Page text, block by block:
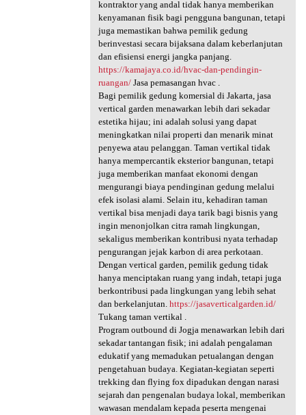
kontraktor yang andal tidak hanya memberikan
kenyamanan fisik bagi pengguna bangunan, tetapi
juga memastikan bahwa pemilik gedung
berinvestasi secara bijaksana dalam keberlanjutan
dan efisiensi energi jangka panjang.
https://kamajaya.co.id/hvac-dan-pendingin-
ruangan/Jasa pemasangan hvac .
Bagi pemilik gedung komersial di Jakarta, jasa
vertical garden menawarkan lebih dari sekadar
estetika hijau; ini adalah solusi yang dapat
meningkatkan nilai properti dan menarik minat
penyewa atau pelanggan. Taman vertikal tidak
hanya mempercantik eksterior bangunan, tetapi
juga memberikan manfaat ekonomi dengan
mengurangi biaya pendinginan gedung melalui
efek isolasi alami. Selain itu, kehadiran taman
vertikal bisa menjadi daya tarik bagi bisnis yang
ingin menonjolkan citra ramah lingkungan,
sekaligus memberikan kontribusi nyata terhadap
pengurangan jejak karbon di area perkotaan.
Dengan vertical garden, pemilik gedung tidak
hanya menciptakan ruang yang indah, tetapi juga
berkontribusi pada lingkungan yang lebih sehat
dan berkelanjutan. https://jasaverticalgarden.id/
Tukang taman vertikal .
Program outbound di Jogja menawarkan lebih dari
sekadar tantangan fisik; ini adalah pengalaman
edukatif yang memadukan petualangan dengan
pengetahuan budaya. Kegiatan-kegiatan seperti
trekking dan flying fox dipadukan dengan narasi
sejarah dan pengenalan budaya lokal, memberikan
wawasan mendalam kepada peserta mengenai